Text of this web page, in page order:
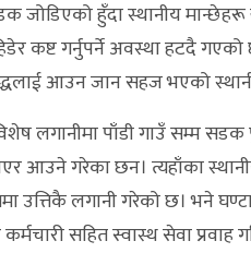
जोडिएको हुँदा स्थानीय
कष्ट गर्नुपर्ने अवस्था हटदै
आउन जान सहज भएको
लगानीमा पाँडी गाउँ सम्म
आउने गरेका छन। त्यहाँका स्थानीय
उत्तिकै लगानी गरेको छ। भने
कर्मचारी सहित स्वास्थ सेवा